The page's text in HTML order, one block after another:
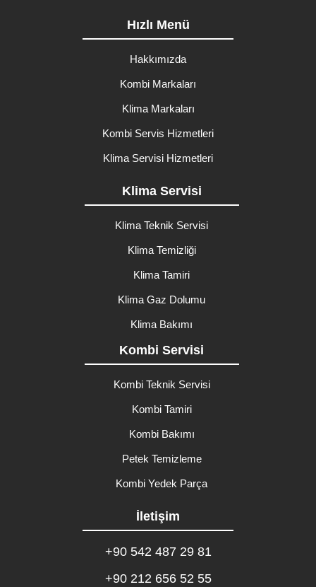
Hızlı Menü
Hakkımızda
Kombi Markaları
Klima Markaları
Kombi Servis Hizmetleri
Klima Servisi Hizmetleri
Klima Servisi
Klima Teknik Servisi
Klima Temizliği
Klima Tamiri
Klima Gaz Dolumu
Klima Bakımı
Kombi Servisi
Kombi Teknik Servisi
Kombi Tamiri
Kombi Bakımı
Petek Temizleme
Kombi Yedek Parça
İletişim
+90 542 487 29 81
+90 212 656 52 55